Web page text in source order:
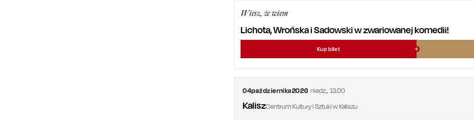
Wiesz, że wiem
Lichota, Wrońska i Sadowski w zwariowanej komedii!
Kup bilet
04października2026 niedz.,13.00
KaliszCentrum Kultury i Sztuki w Kaliszu